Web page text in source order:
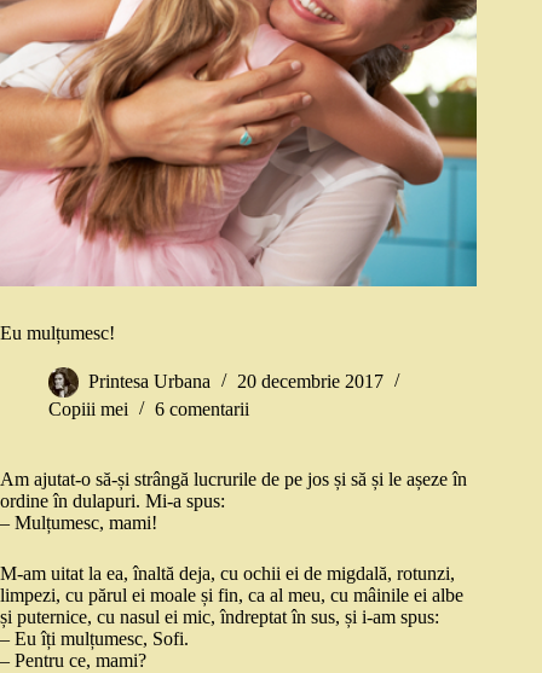
Eu mulțumesc!
Printesa Urbana
20 decembrie 2017
Copiii mei
6 comentarii
Am ajutat-o să-și strângă lucrurile de pe jos și să și le așeze în
ordine în dulapuri. Mi-a spus:
– Mulțumesc, mami!
M-am uitat la ea, înaltă deja, cu ochii ei de migdală, rotunzi,
limpezi, cu părul ei moale și fin, ca al meu, cu mâinile ei albe
și puternice, cu nasul ei mic, îndreptat în sus, și i-am spus:
– Eu îți mulțumesc, Sofi.
– Pentru ce, mami?